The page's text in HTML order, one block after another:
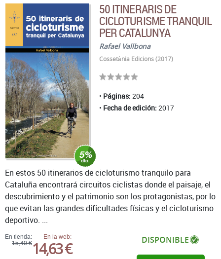
50 ITINERARIS DE
CICLOTURISME TRANQUIL
PER CATALUNYA
Rafael Vallbona
Cossetània Edicions (2017)
Páginas: 204
Fecha de edición: 2017
En tienda:
15,40 €
En la web:
14,63 € DISPONIBLE
En estos 50 itinerarios de cicloturismo tranquilo para
Cataluña encontrará circuitos ciclistas donde el paisaje, el
descubrimiento y el patrimonio son los protagonistas, por lo
que evitan las grandes dificultades físicas y el cicloturismo
deportivo. ...